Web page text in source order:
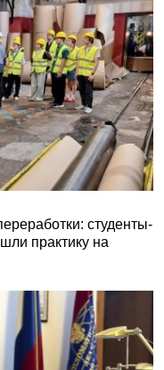
студенты-
практику на